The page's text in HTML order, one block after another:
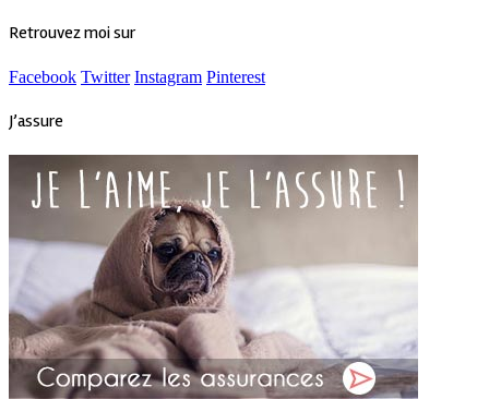
Retrouvez moi sur
Facebook Twitter Instagram Pinterest
J’assure